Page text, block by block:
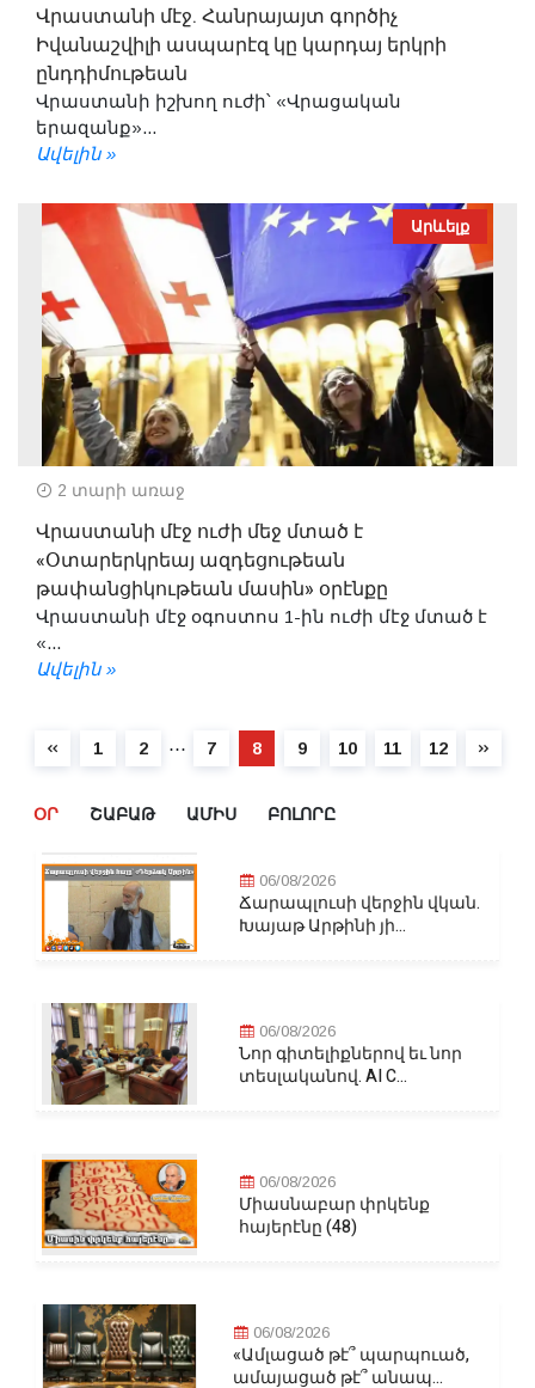
Վրաստանի մէջ. Հանրայայտ գործիչ
Իվանաշվիլի ասպարէզ կը կարդայ երկրի
ընդդիմութեան
Վրաստանի իշխող ուժի՝ «Վրացական
երազանք»...
Ավելին »
Արևելք
2 տարի առաջ
Վրաստանի մէջ ուժի մեջ մտած է
«Օտարերկրեայ ազդեցութեան
թափանցիկութեան մասին» օրէնքը
Վրաստանի մէջ օգոստոս 1-ին ուժի մէջ մտած է
«...
Ավելին »
1 2 ⋯ 7 8 9 10 11 12
ՕՐ ՇԱԲԱԹ ԱՄԻՍ ԲՈԼՈՐԸ
06/08/2026
Ճարապլուսի վերջին վկան.
Խայաթ Արթինի յի...
06/08/2026
Նոր գիտելիքներով եւ նոր
տեսլականով. AI C...
06/08/2026
Միասնաբար փրկենք
հայերէնը (48)
06/08/2026
«Ամլացած թէ՞ պարպուած,
ամայացած թէ՞ անապ...